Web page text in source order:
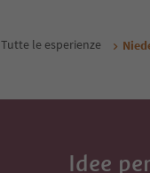
Tutte le esperienze
Idee